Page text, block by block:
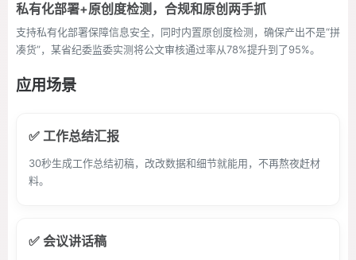
私有化部署+原创度检测，合规和原创两手抓
支持私有化部署保障信息安全，同时内置原创度检测，确保产出不是“拼
凑货”，某省纪委监委实测将公文审核通过率从78%提升到了95%。
应用场景
✅ 工作总结汇报
30秒生成工作总结初稿，改改数据和细节就能用，不再熬夜赶材
料。
✅ 会议讲话稿